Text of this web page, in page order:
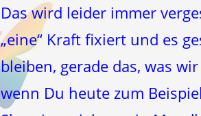
Das wird leider immer
„eine“ Kraft fixiert und es
bleiben, gerade das, was
wenn Du heute zum